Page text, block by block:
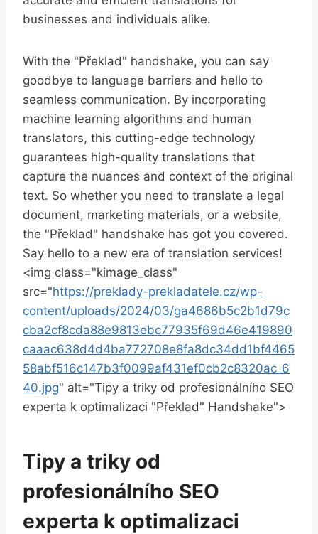
businesses and individuals alike.
With the "Překlad" handshake, you can say
goodbye to language barriers and hello to
seamless communication. By incorporating
machine learning algorithms and human
translators, this cutting-edge technology
guarantees high-quality translations that
capture the nuances and context of the original
text. So whether you need to translate a legal
document, marketing materials, or a website,
the "Překlad" handshake has got you covered.
Say hello to a new era of translation services!
<img class="kimage_class"
src="https://preklady-prekladatele.cz/wp-
content/uploads/2024/03/ga4686b5c2b1d79c
cba2cf8cda88e9813ebc77935f69d46e419890
caaac638d4d4ba772708e8fa8dc34dd1bf4465
58abf516c147b3f0099af431ef0cb2c8320ac_6
40.jpg" alt="Tipy a triky od profesionálního SEO
experta k optimalizaci "Překlad" Handshake">
Tipy a triky od
profesionálního SEO
experta k optimalizaci